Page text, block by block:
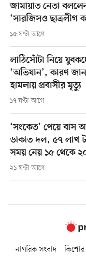
জামায়াত নেতা
‘সারজিসও ছাত্রলীগ
১৫ ঘণ্টা আগে
লাঠিসোঁটা নিয়ে
‘অভিযান’, কারণ
হামলায় প্রবাসীর মৃত্যু
১৭ ঘণ্টা আগে
‘সংকেত’ পেয়ে বাস
ডাকাত দল, ৫৭ লাখ
সময় নেয় ১৫ থেকে
২১ ঘণ্টা আগে
নাগরিক সংবাদ